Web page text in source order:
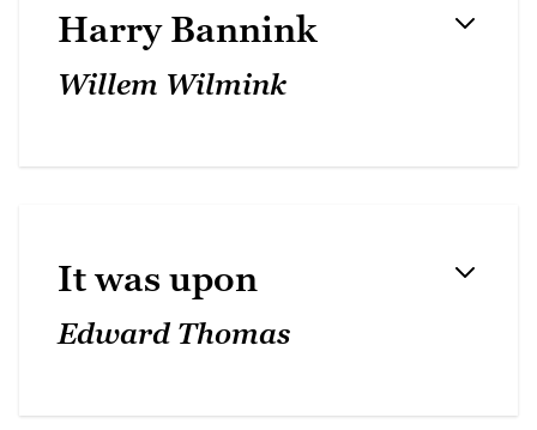
Harry Bannink
Willem Wilmink
It was upon
Edward Thomas